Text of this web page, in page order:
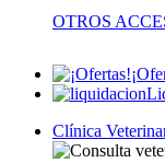
OTROS
Clínica